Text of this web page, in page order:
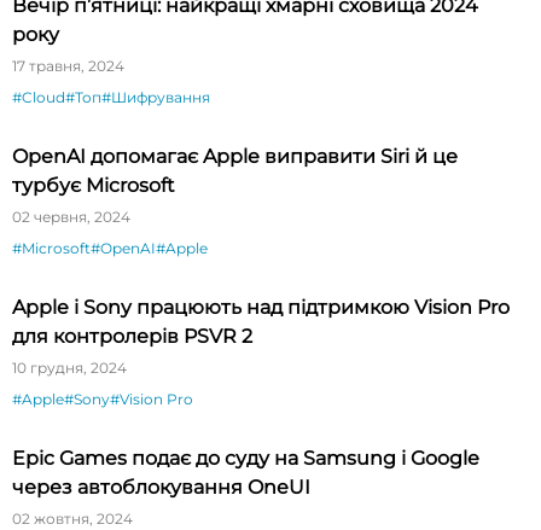
Вечір п’ятниці: найкращі хмарні сховища 2024
року
17 травня, 2024
#Cloud#Топ#Шифрування
OpenAI допомагає Apple виправити Siri й це
турбує Microsoft
02 червня, 2024
#Microsoft#OpenAI#Apple
Apple і Sony працюють над підтримкою Vision Pro
для контролерів PSVR 2
10 грудня, 2024
#Apple#Sony#Vision Pro
Epic Games подає до суду на Samsung і Google
через автоблокування OneUI
02 жовтня, 2024